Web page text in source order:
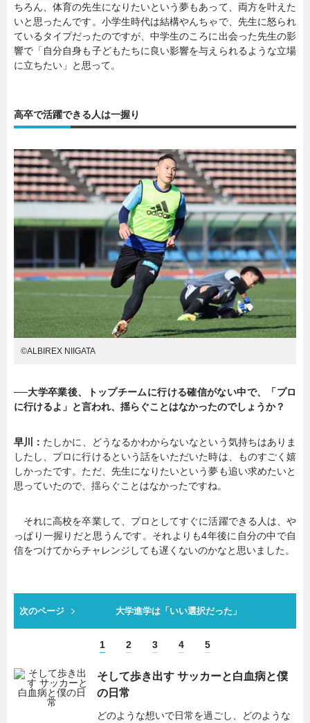
ちろん、体育の先生になりたいという夢もあって、両方を叶えた
いと思ったんです。小学生時代は結構やんちゃで、先生に怒られ
ているタイプだったのですが、中学生のころに出会った先生の影
響で「自分自身も子どもたちに良い影響を与えられるような立場
に立ちたい」と思って。
高卒で活躍できる人は一握り
©ALBIREX NIIGATA
──大学卒業後、トップチームに行ける確信がない中で、「プロ
に行けるよ」と言われ、揺らぐことはなかったのでしょうか？
早川： たしかに、どうなるかわからないなという気持ちはありま
したし、プロに行けるという話をいただいた時は、ものすごく嬉
しかったです。ただ、先生になりたいという夢も追い求めたいと
思っていたので、揺らぐことはなかったですね。
それに高校を卒業して、プロとしてすぐに活躍できる人は、や
っぱり一握りだと思うんです。それよりも4年後に自分の中で自
信をつけてからチャレンジしても遅くないのかなと思いました。
次のページ 大学進学は「いい選択だった」
1 2 3 4 5
そして歩き出す サッカーと白血病と僕
の日常
どのような想いで日常を過ごし、どのような